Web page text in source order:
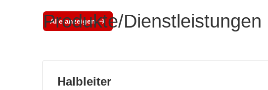
Alle anzeigen
Produkte/Dienstleistungen
Halbleiter